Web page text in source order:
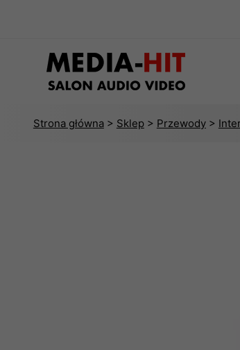
Strona główna> Sklep> Przewody>